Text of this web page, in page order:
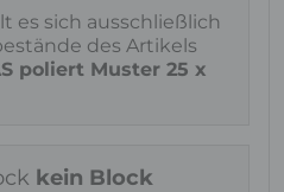
es sich ausschließlich
des Artikels
poliert Muster 25 x
kein Block